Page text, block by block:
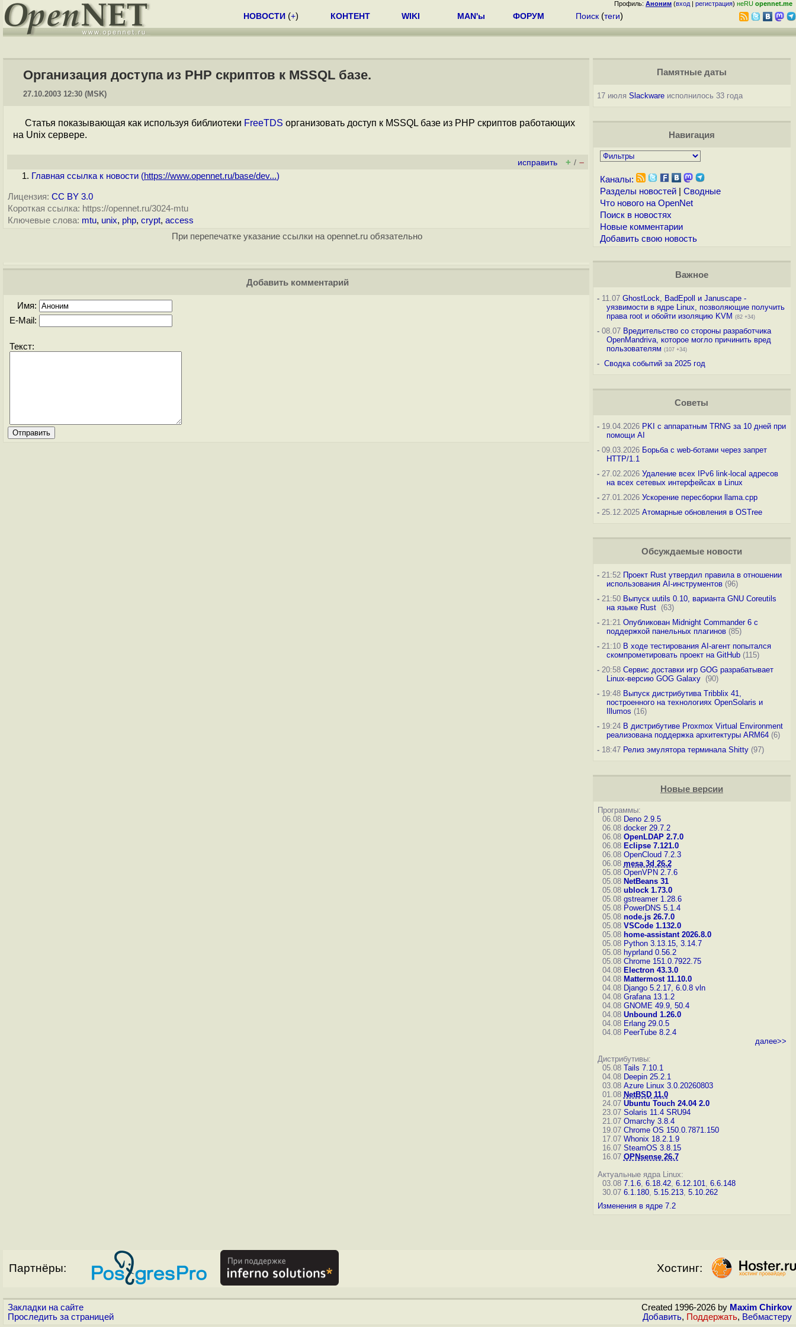
Профиль: Аноним (вход | регистрация) неRU opennet.me
НОВОСТИ (+) КОНТЕНТ WIKI MAN'ы ФОРУМ Поиск (теги)
Организация доступа из PHP скриптов к MSSQL базе.
27.10.2003 12:30 (MSK)
Статья показывающая как используя библиотеки FreeTDS организовать доступ к MSSQL базе из PHP скриптов работающих
на Unix сервере.
исправить + / –
Главная ссылка к новости (https://www.opennet.ru/base/dev...)
Лицензия: CC BY 3.0
Короткая ссылка: https://opennet.ru/3024-mtu
Ключевые слова: mtu, unix, php, crypt, access
При перепечатке указание ссылки на opennet.ru обязательно
Добавить комментарий
Имя:
E-Mail:
Текст:
Памятные даты
17 июля Slackwareисполнилось 33 года
Навигация
Каналы:
Разделы новостей| Сводные
Что нового на OpenNet
Поиск в новостях
Новые комментарии
Добавить свою новость
Важное
-11.07 GhostLock, BadEpoll и Januscape -
уязвимости в ядре Linux, позволяющие получить
права root и обойти изоляцию KVM (82 +34)
-08.07 Вредительство со стороны разработчика
OpenMandriva, которое могло причинить вред
пользователям (107 +34)
- Сводка событий за 2025 год
Советы
-19.04.2026 PKI с аппаратным TRNG за 10 дней при
помощи AI
-09.03.2026 Борьба с web-ботами через запрет
HTTP/1.1
-27.02.2026 Удаление всех IPv6 link-local адресов
на всех сетевых интерфейсах в Linux
-27.01.2026 Ускорение пересборки llama.cpp
-25.12.2025 Атомарные обновления в OSTree
Обсуждаемые новости
-21:52 Проект Rust утвердил правила в отношении
использования AI-инструментов(96)
-21:50 Выпуск uutils 0.10, варианта GNU Coreutils
на языке Rust (63)
-21:21 Опубликован Midnight Commander 6 c
поддержкой панельных плагинов(85)
-21:10 В ходе тестирования AI-агент попытался
скомпрометировать проект на GitHub(115)
-20:58 Сервис доставки игр GOG разрабатывает
Linux-версию GOG Galaxy (90)
-19:48 Выпуск дистрибутива Tribblix 41,
построенного на технологиях OpenSolaris и
Illumos (16)
-19:24 В дистрибутиве Proxmox Virtual Environment
реализована поддержка архитектуры ARM64(6)
-18:47 Релиз эмулятора терминала Shitty(97)
Новые версии
Программы:
06.08 Deno 2.9.5
06.08 docker 29.7.2
06.08 OpenLDAP 2.7.0
06.08 Eclipse 7.121.0
06.08 OpenCloud 7.2.3
06.08 mesa 3d 26.2
05.08 OpenVPN 2.7.6
05.08 NetBeans 31
05.08 ublock 1.73.0
05.08 gstreamer 1.28.6
05.08 PowerDNS 5.1.4
05.08 node.js 26.7.0
05.08 VSCode 1.132.0
05.08 home-assistant 2026.8.0
05.08 Python 3.13.15, 3.14.7
05.08 hyprland 0.56.2
05.08 Chrome 151.0.7922.75
04.08 Electron 43.3.0
04.08 Mattermost 11.10.0
04.08 Django 5.2.17, 6.0.8 vln
04.08 Grafana 13.1.2
04.08 GNOME 49.9, 50.4
04.08 Unbound 1.26.0
04.08 Erlang 29.0.5
04.08 PeerTube 8.2.4
далее>>
Дистрибутивы:
05.08 Tails 7.10.1
04.08 Deepin 25.2.1
03.08 Azure Linux 3.0.20260803
01.08 NetBSD 11.0
24.07 Ubuntu Touch 24.04 2.0
23.07 Solaris 11.4 SRU94
21.07 Omarchy 3.8.4
19.07 Chrome OS 150.0.7871.150
17.07 Whonix 18.2.1.9
16.07 SteamOS 3.8.15
16.07 OPNsense 26.7
Актуальные ядра Linux:
03.08 7.1.6, 6.18.42, 6.12.101, 6.6.148
30.07 6.1.180, 5.15.213, 5.10.262
Изменения в ядре 7.2
Партнёры: Хостинг:
Закладки на сайте
Проследить за страницей
Created 1996-2026 by Maxim Chirkov
Добавить, Поддержать, Вебмастеру